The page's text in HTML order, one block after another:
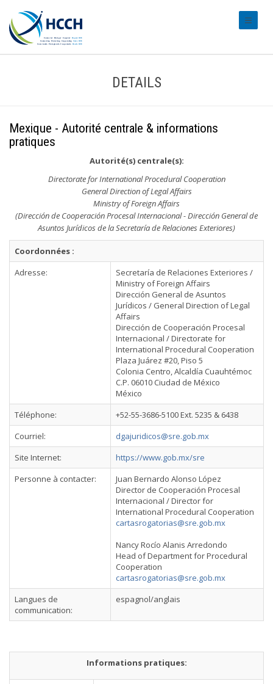
DETAILS
Mexique - Autorité centrale & informations
pratiques
Autorité(s) centrale(s):
Directorate for International Procedural Cooperation
General Direction of Legal Affairs
Ministry of Foreign Affairs
(Dirección de Cooperación Procesal Internacional - Dirección General de
Asuntos Jurídicos de la Secretaría de Relaciones Exteriores)
Coordonnées :
Adresse:
Secretaría de Relaciones Exteriores /
Ministry of Foreign Affairs
Dirección General de Asuntos
Jurídicos / General Direction of Legal
Affairs
Dirección de Cooperación Procesal
Internacional / Directorate for
International Procedural Cooperation
Plaza Juárez #20, Piso 5
Colonia Centro, Alcaldía Cuauhtémoc
C.P. 06010 Ciudad de México
México
Téléphone:
+52-55-3686-5100 Ext. 5235 & 6438
Courriel:
dgajuridicos@sre.gob.mx
Site Internet:
https://www.gob.mx/sre
Personne à contacter:
Juan Bernardo Alonso López
Director de Cooperación Procesal
Internacional / Director for
International Procedural Cooperation
cartasrogatorias@sre.gob.mx
Nancy Rocío Alanis Arredondo
Head of Department for Procedural
Cooperation
cartasrogatorias@sre.gob.mx
Langues de
communication:
espagnol/anglais
Informations pratiques: